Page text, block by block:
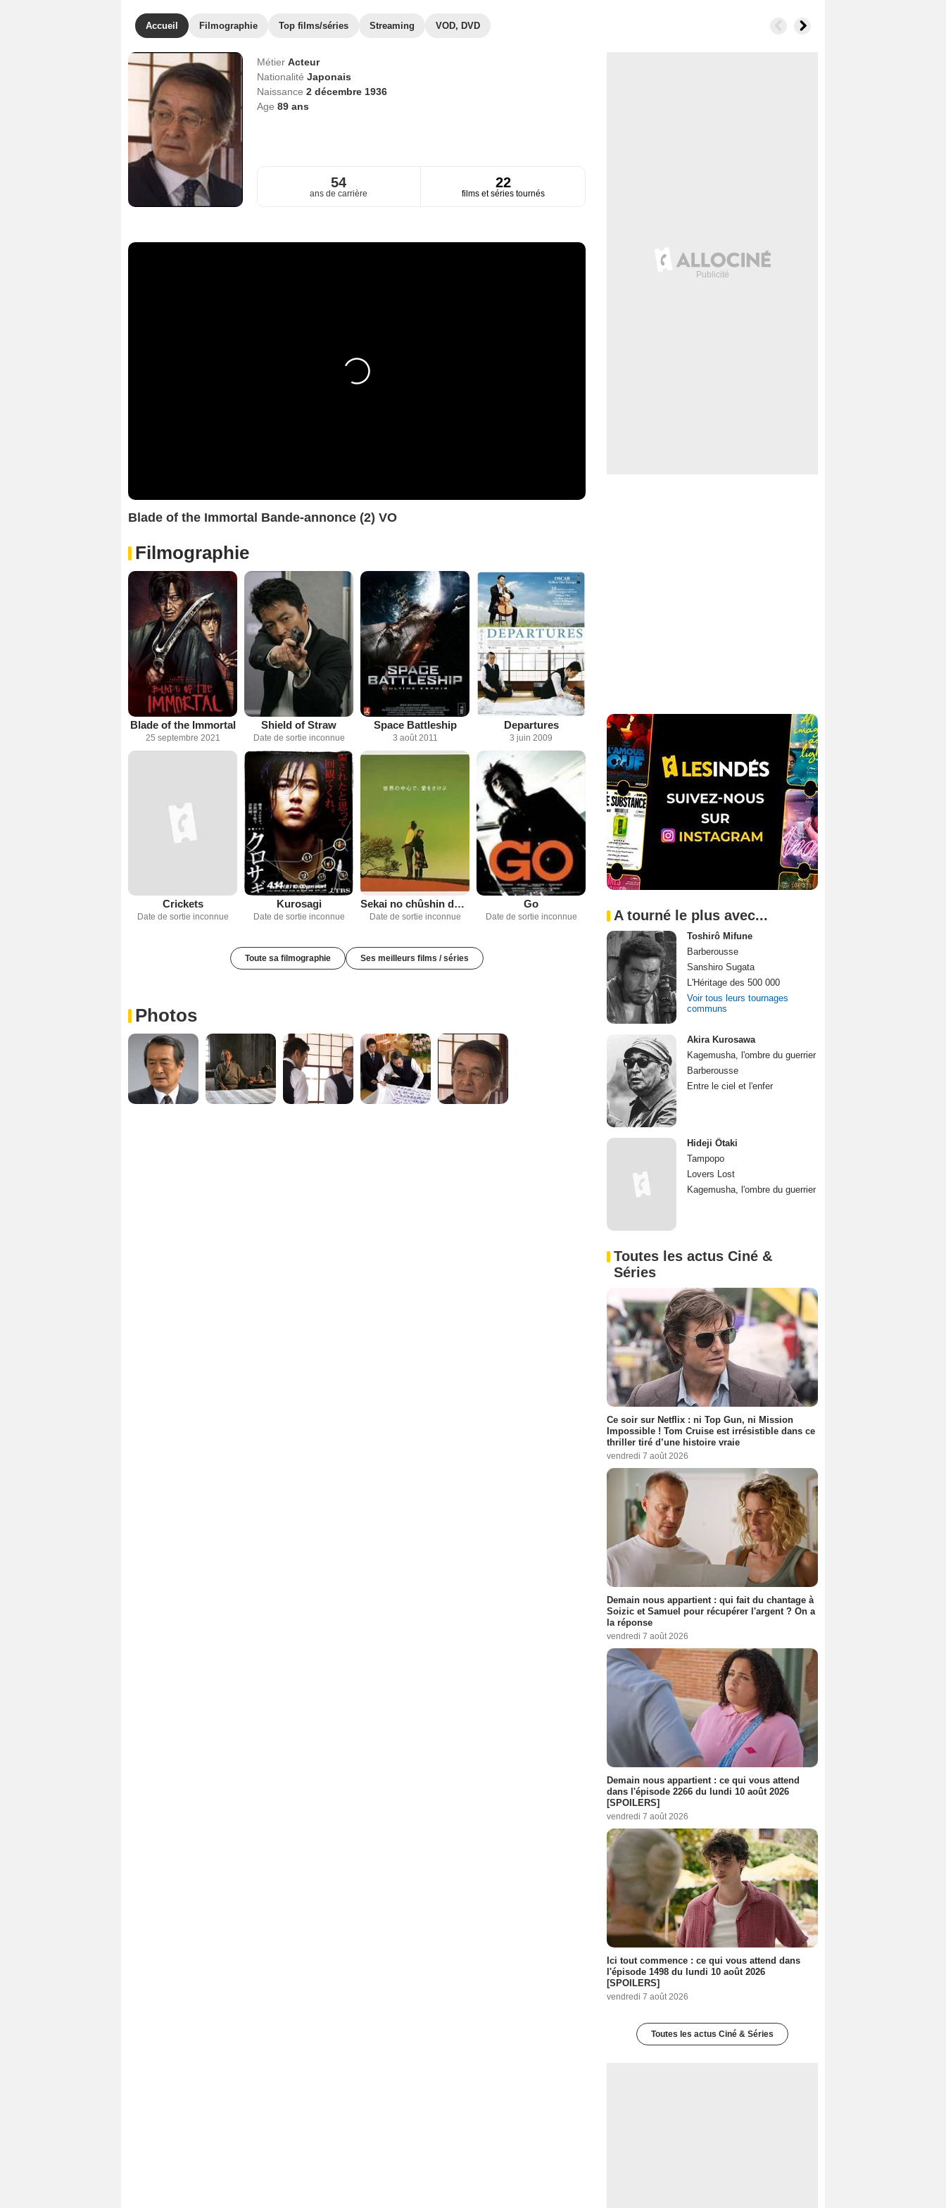
Accueil Filmographie Top films/séries Streaming VOD, DVD
Métier Acteur
Nationalité Japonais
Naissance 2 décembre 1936
Age 89ans
54
ans de carrière
22
films et séries tournés
Blade of the Immortal Bande-annonce (2) VO
Filmographie
Blade of the Immortal
25 septembre 2021
Shield of Straw
Date de sortie inconnue
Space Battleship
3 août 2011
Departures
3 juin 2009
Crickets
Date de sortie inconnue
Kurosagi
Date de sortie inconnue
Sekai no chûshin de, ai o sakebu
Date de sortie inconnue
Go
Date de sortie inconnue
Toute sa filmographie Ses meilleurs films / séries
Photos
A tourné le plus avec...
Toshirô Mifune
Barberousse
Sanshiro Sugata
L'Héritage des 500 000
Voir tous leurs tournages
communs
Akira Kurosawa
Kagemusha, l'ombre du guerrier
Barberousse
Entre le ciel et l'enfer
Hideji Ôtaki
Tampopo
Lovers Lost
Kagemusha, l'ombre du guerrier
Toutes les actus Ciné &
Séries
Ce soir sur Netflix : ni Top Gun, ni Mission
Impossible ! Tom Cruise est irrésistible dans ce
thriller tiré d’une histoire vraie
vendredi 7 août 2026
Demain nous appartient : qui fait du chantage à
Soizic et Samuel pour récupérer l'argent ? On a
la réponse
vendredi 7 août 2026
Demain nous appartient : ce qui vous attend
dans l'épisode 2266 du lundi 10 août 2026
[SPOILERS]
vendredi 7 août 2026
Ici tout commence : ce qui vous attend dans
l'épisode 1498 du lundi 10 août 2026
[SPOILERS]
vendredi 7 août 2026
Toutes les actus Ciné & Séries